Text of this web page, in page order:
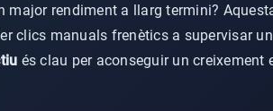
major rendiment a llarg termini?
clics manuals frenètics a supervisar
és clau per aconseguir un